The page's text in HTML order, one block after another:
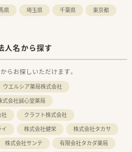
県 埼玉県 千葉県
東京都
人名から探す
らお探しいただけます。
ウエルシア薬局株式会社
式会社誠心堂薬局
社
クラフト株式会社
株式会社健栄
株式会社タカサ
株式会社サンテ
有限会社タカダ薬局